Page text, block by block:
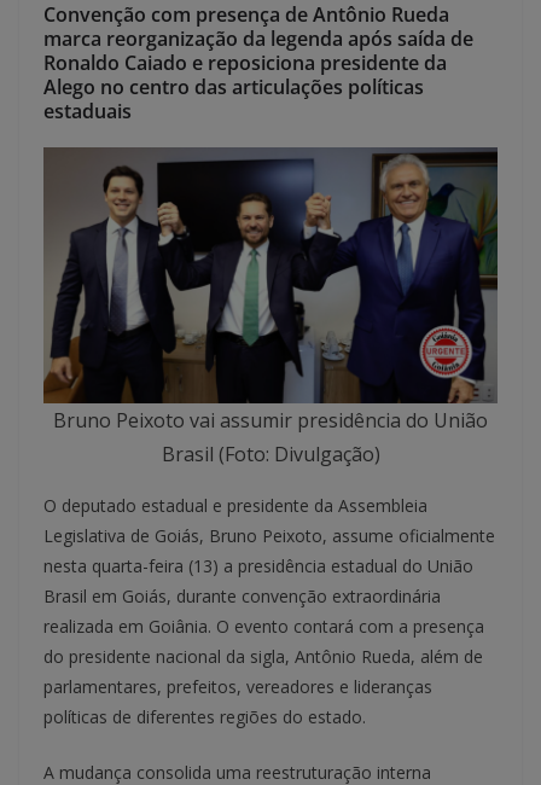
Convenção com presença de Antônio Rueda
marca reorganização da legenda após saída de
Ronaldo Caiado e reposiciona presidente da
Alego no centro das articulações políticas
estaduais
Bruno Peixoto vai assumir presidência do União
Brasil (Foto: Divulgação)
O deputado estadual e presidente da Assembleia
Legislativa de Goiás, Bruno Peixoto, assume oficialmente
nesta quarta-feira (13) a presidência estadual do União
Brasil em Goiás, durante convenção extraordinária
realizada em Goiânia. O evento contará com a presença
do presidente nacional da sigla, Antônio Rueda, além de
parlamentares, prefeitos, vereadores e lideranças
políticas de diferentes regiões do estado.
A mudança consolida uma reestruturação interna